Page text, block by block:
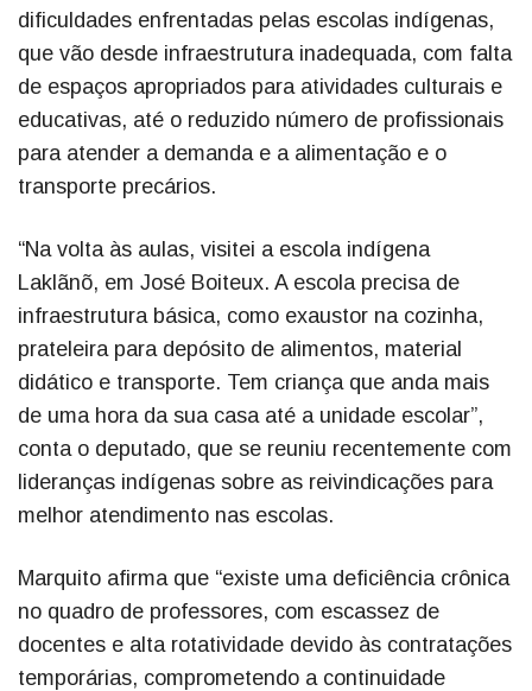
dificuldades enfrentadas pelas escolas indígenas,
que vão desde infraestrutura inadequada, com falta
de espaços apropriados para atividades culturais e
educativas, até o reduzido número de profissionais
para atender a demanda e a alimentação e o
transporte precários.
“Na volta às aulas, visitei a escola indígena
Laklãnõ, em José Boiteux. A escola precisa de
infraestrutura básica, como exaustor na cozinha,
prateleira para depósito de alimentos, material
didático e transporte. Tem criança que anda mais
de uma hora da sua casa até a unidade escolar”,
conta o deputado, que se reuniu recentemente com
lideranças indígenas sobre as reivindicações para
melhor atendimento nas escolas.
Marquito afirma que “existe uma deficiência crônica
no quadro de professores, com escassez de
docentes e alta rotatividade devido às contratações
temporárias, comprometendo a continuidade